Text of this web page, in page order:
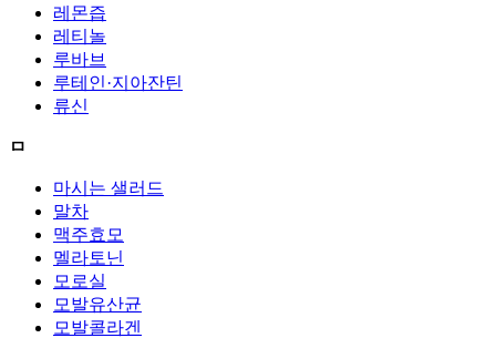
레몬즙
레티놀
루바브
루테인·지아잔틴
류신
ㅁ
마시는 샐러드
말차
맥주효모
멜라토닌
모로실
모발유산균
모발콜라겐